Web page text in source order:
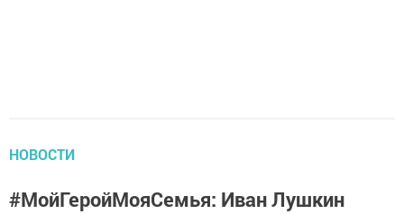
НОВОСТИ
#МойГеройМояСемья: Иван Лушкин